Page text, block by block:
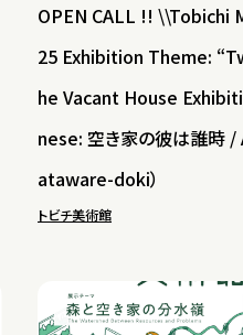
OPEN CALL !! \\Tobichi
25 Exhibition Theme:
he Vacant House
nese: 空き家の彼は誰時
ataware-doki）
トビチ美術館